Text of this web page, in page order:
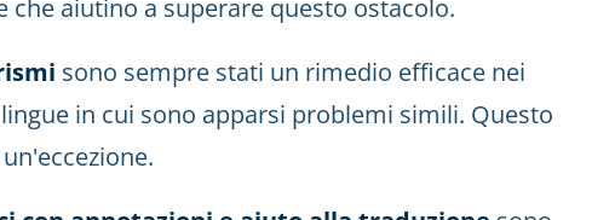
aiutino a superare questo ostacolo.
sono sempre stati un rimedio efficace nei
in cui sono apparsi problemi simili. Questo